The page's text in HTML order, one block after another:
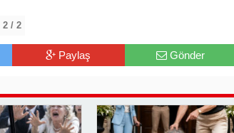
2 / 2
Paylaş Gönder